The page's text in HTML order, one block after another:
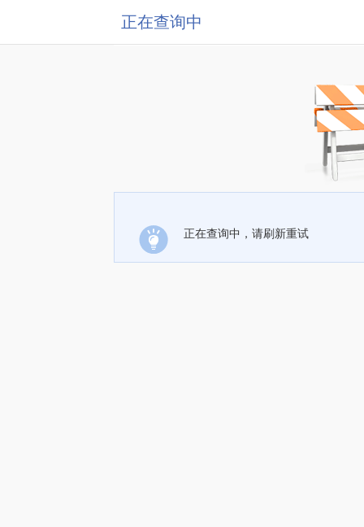
正在查询中
正在查询中，请刷新重试